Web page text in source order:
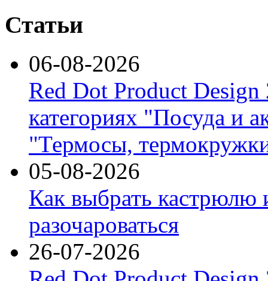
Статьи
06-08-2026
Red Dot Product Design
категориях "Посуда и
"Термосы,
05-08-2026
Как выбрать кастрюлю
разочароваться
26-07-2026